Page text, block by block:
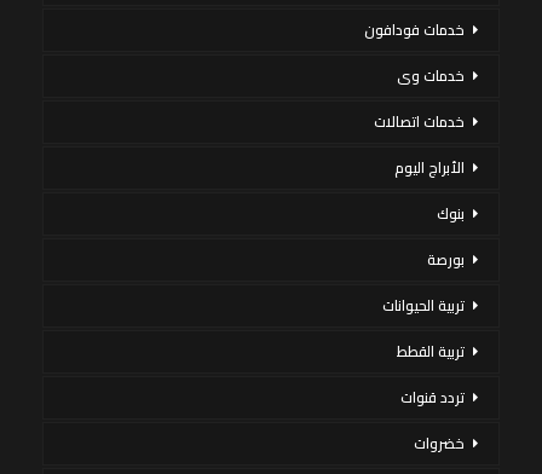
خدمات فودافون
خدمات وى
خدمات اتصالات
الأبراج اليوم
بنوك
بورصة
تربية الحيوانات
تربية القطط
تردد قنوات
خضروات